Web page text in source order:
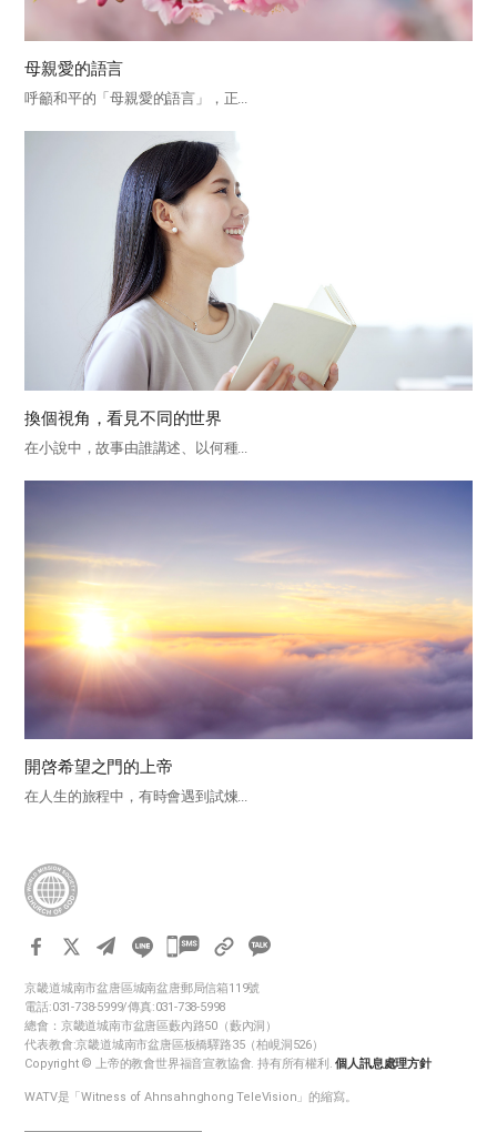
母親愛的語言
呼籲和平的「母親愛的語言」，正...
換個視角，看見不同的世界
在小說中，故事由誰講述、以何種...
開啓希望之門的上帝
在人生的旅程中，有時會遇到試煉...
카
오
톡
공
하
京畿道城南市盆唐區城南盆唐郵局信箱119號
電話:031-738-5999/傳真:031-738-5998
總會：京畿道城南市盆唐區藪內路50（藪內洞）
代表教會:京畿道城南市盆唐區板橋驛路35（柏峴洞526）
Copyright © 上帝的教會世界福音宣教協會. 持有所有權利.個人訊息處理方針
WATV是「Witness of Ahnsahnghong TeleVision」的縮寫。